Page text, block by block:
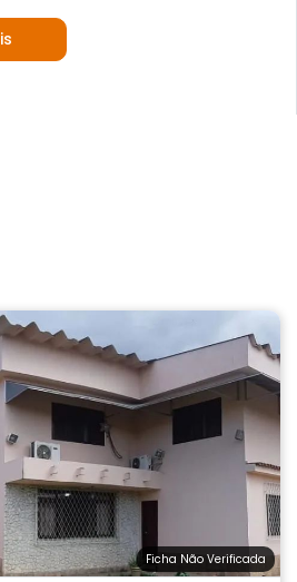
Ficha Não Verificada